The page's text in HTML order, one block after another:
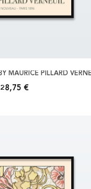
28,75 €